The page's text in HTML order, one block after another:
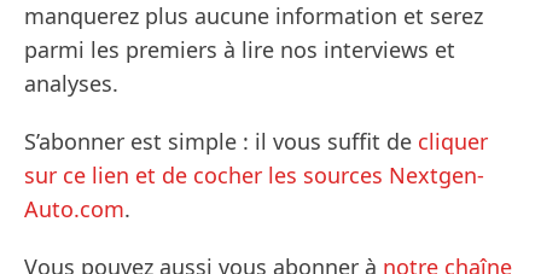
manquerez plus aucune information et serez
parmi les premiers à lire nos interviews et
analyses.
S’abonner est simple : il vous suffit de cliquer
sur ce lien et de cocher les sources Nextgen-
Auto.com.
Vous pouvez aussi vous abonner à notre chaîne